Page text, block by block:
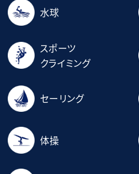
水球
スポーツ
クライミング
セーリング
体操